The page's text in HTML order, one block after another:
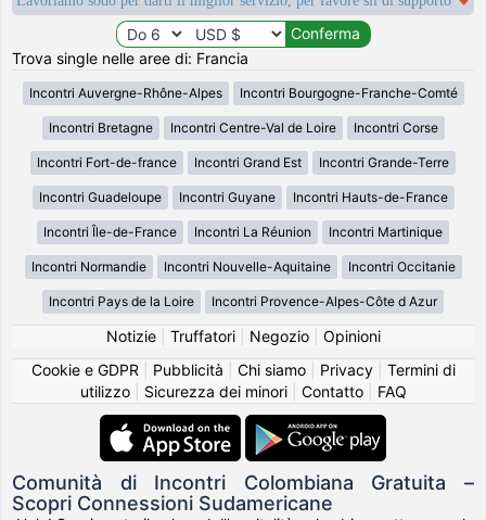
Trova single nelle aree di: Francia
Incontri Auvergne-Rhône-Alpes Incontri Bourgogne-Franche-Comté
Incontri Bretagne Incontri Centre-Val de Loire Incontri Corse
Incontri Fort-de-france Incontri Grand Est Incontri Grande-Terre
Incontri Guadeloupe Incontri Guyane Incontri Hauts-de-France
Incontri Île-de-France Incontri La Réunion Incontri Martinique
Incontri Normandie Incontri Nouvelle-Aquitaine Incontri Occitanie
Incontri Pays de la Loire Incontri Provence-Alpes-Côte d Azur
Notizie| Truffatori| Negozio| Opinioni
Cookie e GDPR
Pubblicità Chi siamo| Privacy| Termini di
utilizzo| Sicurezza dei minori| Contatto| FAQ
Comunità di Incontri Colombiana Gratuita –
Scopri Connessioni Sudamericane